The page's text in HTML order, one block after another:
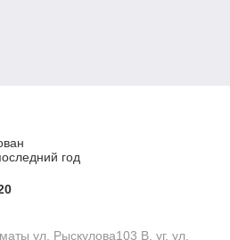
год
ул. Рыскулова103 В, уг. ул.